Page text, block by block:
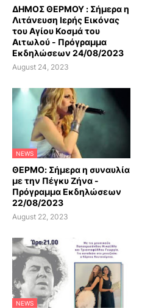
ΔΗΜΟΣ ΘΕΡΜΟΥ : Σήμερα η
Λιτάνευση Ιερής Εικόνας
του Αγίου Κοσμά του
Αιτωλού - Πρόγραμμα
Εκδηλώσεων 24/08/2023
August 24, 2023
NEWS
ΘΕΡΜΟ: Σήμερα η συναυλία
με την Πέγκυ Ζήνα -
Πρόγραμμα Εκδηλώσεων
22/08/2023
August 22, 2023
NEWS